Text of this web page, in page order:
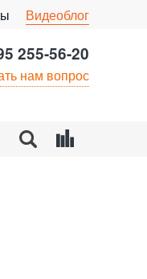
Видеоблог
255-56-20
нам вопрос